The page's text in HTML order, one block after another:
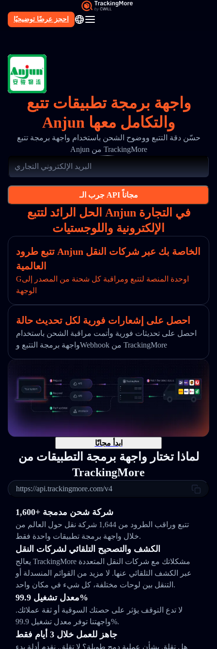
احجز عرضًا توضيحيًا
AR
واجهة برمجة تطبيقات تتبع
Anjun والتكامل معها
حسّن دقة التتبع ووضوح الشحن باستخدام واجهة برمجة تتبع
Anjun من TrackingMore
جرب الـ API مجاناً
الحل الرائد لتتبع Anjun في التجارة
الإلكترونية واللوجستيات
تتبع طرود Anjun الخاصة بك عبر شركات النقل
العالمية
Gاوحدة المنصة لتتبع ومراقبة كل شحنة من المصدر إلى
الوجهة
احصل على إشعارات فورية لكل تحديث حالة
احصل على تحديثات فورية وأتمت مراقبة الشحن باستخدام
واجهة برمجة التتبع وWebhook من TrackingMore
ابدأ مجانًا
لماذا تختار واجهة برمجة التطبيقات من
TrackingMore
https://api.trackingmore.com/v4
1,600+ شركة شحن مدمجة
تتبع وراقب الطرود من 1,644 شركة نقل حول العالم من
خلال واجهة برمجة تطبيقات واحدة فقط.
الكشف والتصحيح التلقائي لشركات النقل
يعالج TrackingMore مشكلاتك مع شركات النقل المتعددة
عبر الكشف التلقائي عنها. لا مزيد من القوائم المنسدلة أو
التنقل بين لوحات مختلفة، كل شيء في مكان واحد.
معدل تشغيل 99.9%
لا تدع التوقف يؤثر على حصتك السوقية أو ثقة عملائك.
واجهتنا توفر معدل تشغيل 99.9%.
جاهز للعمل خلال 3 أيام فقط
هل تقلق بشأن عملية دمج طويلة؟ لا تقلق. نقدم أدلة بدء